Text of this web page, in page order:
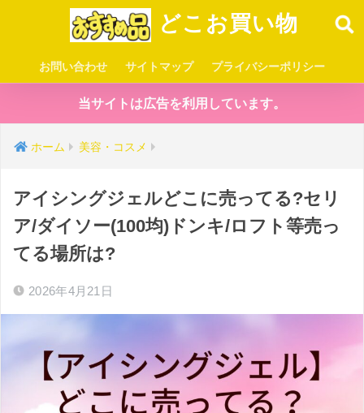
どこお買い物
お問い合わせ サイトマップ プライバシーポリシー
当サイトは広告を利用しています。
ホーム 美容・コスメ
アイシングジェルどこに売ってる?セリ
ア/ダイソー(100均)ドンキ/ロフト等売っ
てる場所は?
2026年4月21日